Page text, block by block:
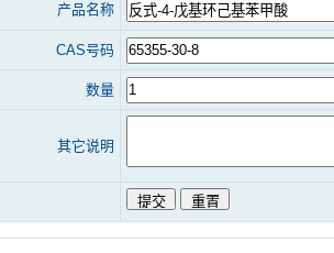
产品名称
CAS号码
数量
其它说明